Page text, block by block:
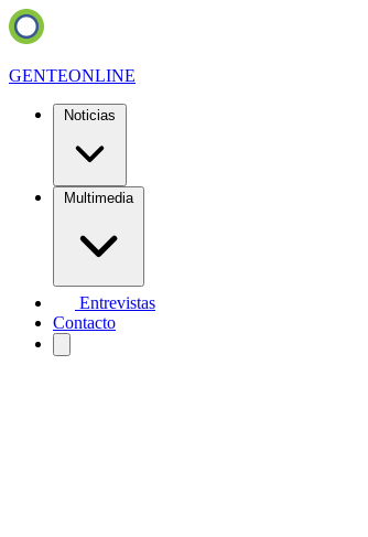
GENTEONLINE
Noticias
Multimedia
Entrevistas
Contacto